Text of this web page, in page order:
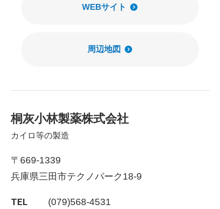
WEBサイト
周辺地図
桐灰小林製薬株式会社
カイロ等の製造
〒669-1339
兵庫県三田市テクノパーク18-9
TEL (079)568-4531